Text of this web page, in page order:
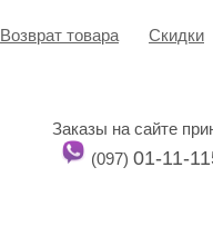
Возврат товара Cкидки
Заказы на сайте
(097) 01-11-